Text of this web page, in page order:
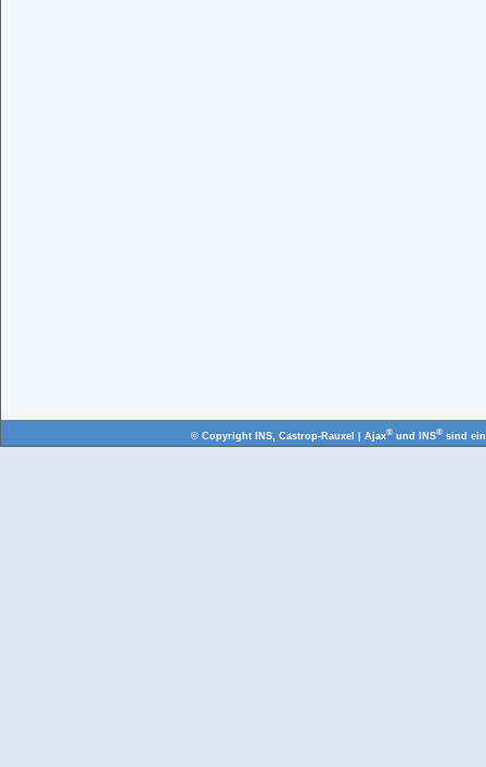
© Copyright INS, Castrop-Rauxel | Ajax®und INS®sind